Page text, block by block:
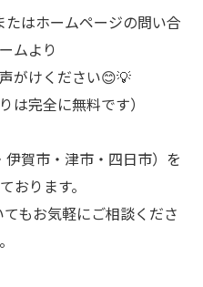
はホームページの問い合
ムより
がけください😊💡
は完全に無料です）
賀市・津市・四日市）を
おります。
もお気軽にご相談くださ